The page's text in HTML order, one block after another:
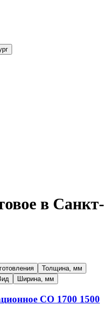
в Санкт-
Толщина, мм
Ширина, мм
СО 1700 1500